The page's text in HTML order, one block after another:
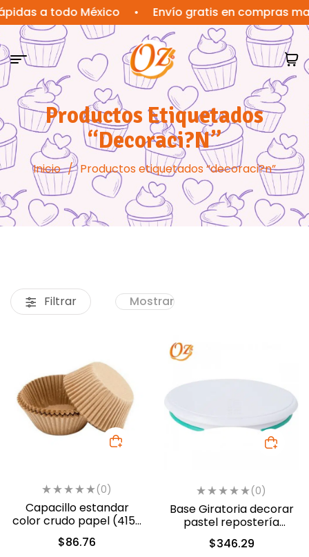
a todo México • Envío gratis en compras mayores
Productos Etiquetados
“decoraci?n”
Inicio / Productos etiquetados “decoraci?n”
Filtrar Mostrar
(0)
Capacillo estandar
color crudo papel (415-
1864)
$86.76
(0)
Base Giratoria decorar
pastel repostería
Plástico 30cm (802-
1017)
$346.29